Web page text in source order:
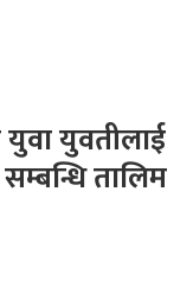
युवतीलाई
तालिम